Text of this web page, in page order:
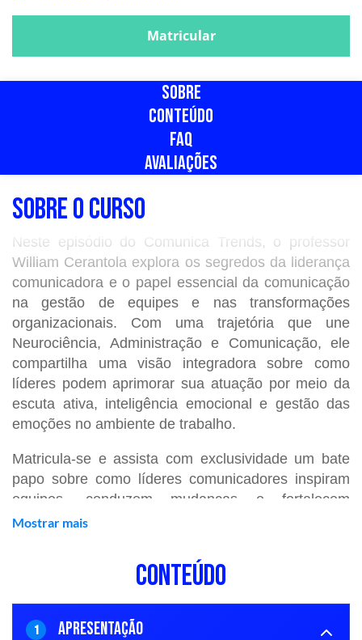
Matricular
SOBRE
CONTEÚDO
FAQ
AVALIAÇÕES
SOBRE O CURSO
Neste episódio do Comunica Trends, o professor
William Cerantola explora os segredos da liderança
comunicadora e o papel essencial da comunicação
na gestão de equipes e nas transformações
organizacionais. Com uma trajetória que une
Neurociência, Administração e Comunicação, ele
compartilha uma visão integradora sobre como
líderes podem aprimorar sua atuação por meio da
escuta ativa, inteligência emocional e gestão das
emoções no ambiente de trabalho.
Matricula-se e assista com exclusividade um bate
papo sobre como líderes comunicadores inspiram
equipes, conduzem mudanças e fortalecem
resultados com clareza e impacto.
Mostrar mais
CONTEÚDO
1 APRESENTAÇÃO